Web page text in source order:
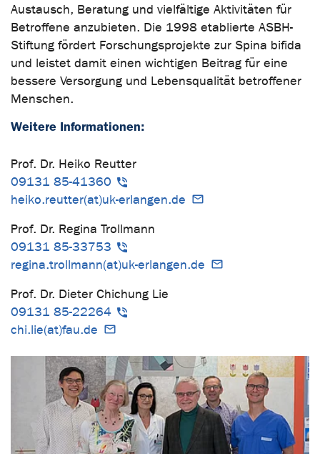
Austausch, Beratung und vielfältige Aktivitäten für
Betroffene anzubieten. Die 1998 etablierte ASBH-
Stiftung fördert Forschungsprojekte zur Spina bifida
und leistet damit einen wichtigen Beitrag für eine
bessere Versorgung und Lebensqualität betroffener
Menschen.
Weitere Informationen:
Prof. Dr. Heiko Reutter
09131 85-41360
heiko.reutter(at)uk-erlangen.de
Prof. Dr. Regina Trollmann
09131 85-33753
regina.trollmann(at)uk-erlangen.de
Prof. Dr. Dieter Chichung Lie
09131 85-22264
chi.lie(at)fau.de